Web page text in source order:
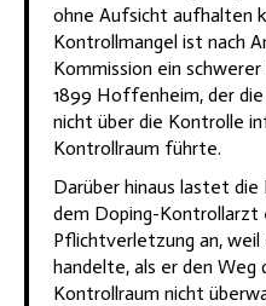
ohne Aufsicht aufhalten
Kontrollmangel ist nach
Kommission ein
1899 Hoffenheim, der
nicht über die Kontrolle
Kontrollraum führte.
Darüber hinaus lastet
dem Doping-Kontrollarzt
Pflichtverletzung an,
handelte, als er den Weg
Kontrollraum nicht